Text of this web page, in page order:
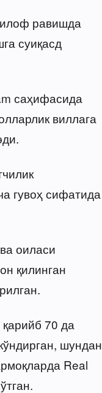
равишда
суиқасд
саҳифасида
виллага
гувоҳ сифатида
оиласи
қилинган
70 да
шундан
Real